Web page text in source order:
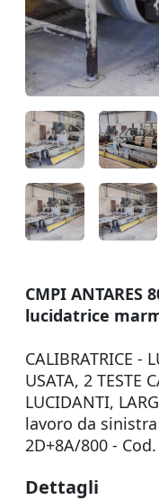
CMPI ANTARES
lucidatrice
CALIBRATRICE -
USATA, 2 TESTE
LUCIDANTI,
lavoro da sinistra
2D+8A/800 -
Dettagli